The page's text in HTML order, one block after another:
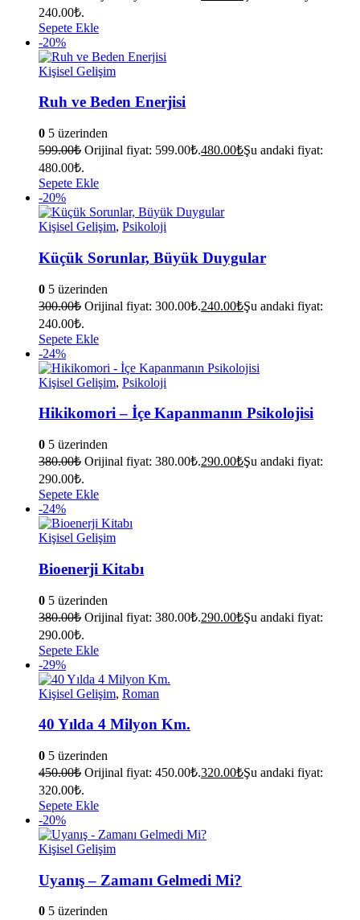
240.00₺.
Sepete Ekle
-20%
Kişisel Gelişim
Ruh ve Beden Enerjisi
0 5 üzerinden
599.00₺ Orijinal fiyat: 599.00₺.480.00₺Şu andaki fiyat:
480.00₺.
Sepete Ekle
-20%
Kişisel Gelişim, Psikoloji
Küçük Sorunlar, Büyük Duygular
0 5 üzerinden
300.00₺ Orijinal fiyat: 300.00₺.240.00₺Şu andaki fiyat:
240.00₺.
Sepete Ekle
-24%
Kişisel Gelişim, Psikoloji
Hikikomori – İçe Kapanmanın Psikolojisi
0 5 üzerinden
380.00₺ Orijinal fiyat: 380.00₺.290.00₺Şu andaki fiyat:
290.00₺.
Sepete Ekle
-24%
Kişisel Gelişim
Bioenerji Kitabı
0 5 üzerinden
380.00₺ Orijinal fiyat: 380.00₺.290.00₺Şu andaki fiyat:
290.00₺.
Sepete Ekle
-29%
Kişisel Gelişim, Roman
40 Yılda 4 Milyon Km.
0 5 üzerinden
450.00₺ Orijinal fiyat: 450.00₺.320.00₺Şu andaki fiyat:
320.00₺.
Sepete Ekle
-20%
Kişisel Gelişim
Uyanış – Zamanı Gelmedi Mi?
0 5 üzerinden